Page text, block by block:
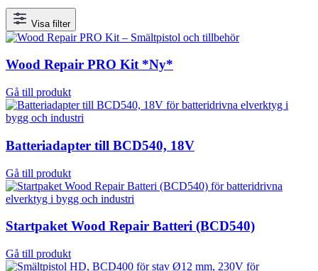
Visa filter
Wood Repair PRO Kit *Ny*
Gå till produkt
Batteriadapter till BCD540, 18V
Gå till produkt
Startpaket Wood Repair Batteri (BCD540)
Gå till produkt